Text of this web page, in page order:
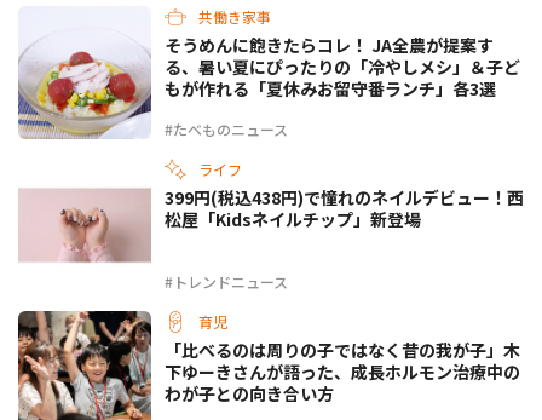
共働き家事
#たべものニュース
そうめんに飽きたらコレ！ JA全農が提案す
る、暑い夏にぴったりの「冷やしメシ」＆子ど
もが作れる「夏休みお留守番ランチ」各3選
ライフ
#トレンドニュース
399円(税込438円)で憧れのネイルデビュー！西
松屋「Kidsネイルチップ」新登場
育児
「比べるのは周りの子ではなく昔の我が子」木
下ゆーきさんが語った、成長ホルモン治療中の
わが子との向き合い方